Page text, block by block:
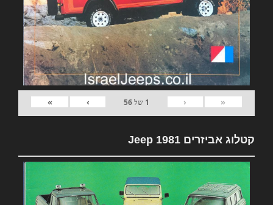
«
‹
1 של56
›
»
קטלוג אביזרים 1981 Jeep